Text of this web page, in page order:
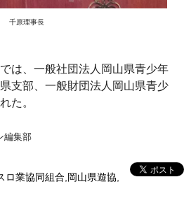
千原理事長
は、一般社団法人岡山県青少年
支部、一般財団法人岡山県青少
た。
編集部
ロ業協同組合 岡山県遊協